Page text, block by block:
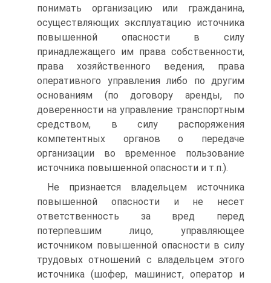
понимать организацию или гражданина,
осуществляющих эксплуатацию источника
повышенной опасности в силу
принадлежащего им права собственности,
права хозяйственного ведения, права
оперативного управления либо по другим
основаниям (по договору аренды, по
доверенности на управление транспортным
средством, в силу распоряжения
компетентных органов о передаче
организации во временное пользование
источника повышенной опасности и т.п.).
Не признается владельцем источника
повышенной опасности и не несет
ответственность за вред перед
потерпевшим лицо, управляющее
источником повышенной опасности в силу
трудовых отношений с владельцем этого
источника (шофер, машинист, оператор и